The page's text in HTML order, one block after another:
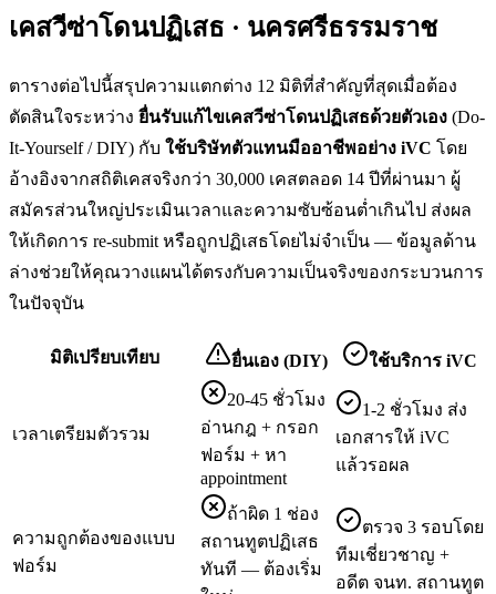
เคสวีซ่าโดนปฏิเสธ · นครศรีธรรมราช
ตารางต่อไปนี้สรุปความแตกต่าง 12 มิติที่สำคัญที่สุดเมื่อต้อง
ตัดสินใจระหว่าง ยื่นรับแก้ไขเคสวีซ่าโดนปฏิเสธด้วยตัวเอง (Do-
It-Yourself / DIY) กับ ใช้บริษัทตัวแทนมืออาชีพอย่าง iVC โดย
อ้างอิงจากสถิติเคสจริงกว่า 30,000 เคสตลอด 14 ปีที่ผ่านมา ผู้
สมัครส่วนใหญ่ประเมินเวลาและความซับซ้อนต่ำเกินไป ส่งผล
ให้เกิดการ re-submit หรือถูกปฏิเสธโดยไม่จำเป็น — ข้อมูลด้าน
ล่างช่วยให้คุณวางแผนได้ตรงกับความเป็นจริงของกระบวนการ
ในปัจจุบัน
มิติเปรียบเทียบ ยื่นเอง (DIY) ใช้บริการ iVC
เวลาเตรียมตัวรวม
20-45 ชั่วโมง
อ่านกฎ + กรอก
ฟอร์ม + หา
appointment
1-2 ชั่วโมง ส่ง
เอกสารให้ iVC
แล้วรอผล
ความถูกต้องของแบบ
ฟอร์ม
ถ้าผิด 1 ช่อง
สถานทูตปฏิเสธ
ทันที — ต้องเริ่ม
ตรวจ 3 รอบโดย
ทีมเชี่ยวชาญ +
อดีต จนท. สถานทูต